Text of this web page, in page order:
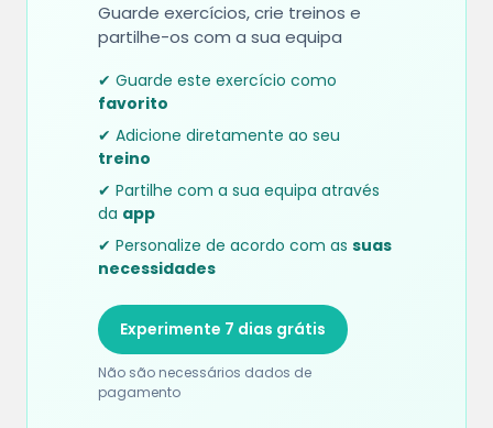
Guarde exercícios, crie treinos e
partilhe-os com a sua equipa
✔ Guarde este exercício como
favorito
✔ Adicione diretamente ao seu
treino
✔ Partilhe com a sua equipa através
da app
✔ Personalize de acordo com as suas
necessidades
Experimente 7 dias grátis
Não são necessários dados de
pagamento